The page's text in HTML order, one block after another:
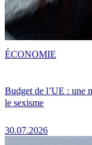
Budget de l’UE : une
le sexisme
30.07.2026
ÉCONOMIE